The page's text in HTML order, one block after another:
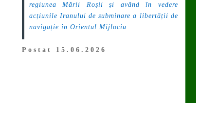
regiunea Mării Roșii și având în vedere
acțiunile Iranului de subminare a libertății de
navigație în Orientul Mijlociu
Postat 15.06.2026